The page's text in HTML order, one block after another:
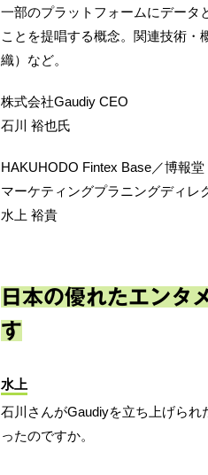
一部のプラットフォームにデータ
ことを提唱する概念。関連技術・
織）など。
株式会社Gaudiy CEO
石川 裕也氏
HAKUHODO Fintex Base／博報
マーケティングプラニングディレ
水上 裕貴
日本の優れたエンタ
す
水上
石川さんがGaudiyを立ち上げら
ったのですか。